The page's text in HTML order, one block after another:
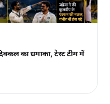
का धमाका, टेस्ट टीम में